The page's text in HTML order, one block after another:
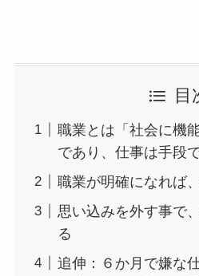
目
職業とは「社会に機
であり、仕事は手段
職業が明確になれば
思い込みを外す事で
る
追伸：６か月で嫌な